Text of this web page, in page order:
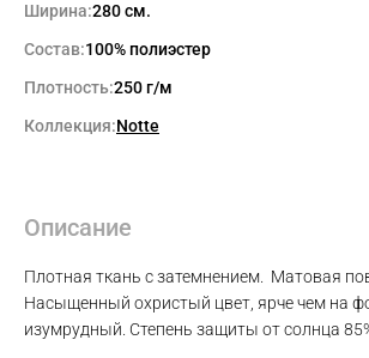
Ширина:280 см.
Состав:100% полиэстер
Плотность:250 г/м
Коллекция:Notte
Описание
Плотная ткань с затемнением. Матовая
Насыщенный охристый цвет, ярче чем на
изумрудный. Степень защиты от солнца
Max